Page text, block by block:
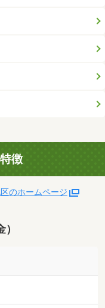
徴
のホームページ